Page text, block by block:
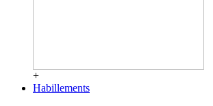
+
Habillements